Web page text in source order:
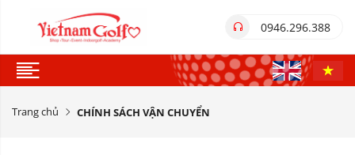
0946.296.388
Trang chủ CHÍNH SÁCH VẬN CHUYỂN